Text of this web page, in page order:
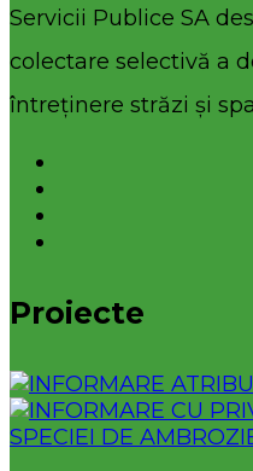
Servicii Publice SA
colectare selectivă a
întreținere străzi și
Proiecte